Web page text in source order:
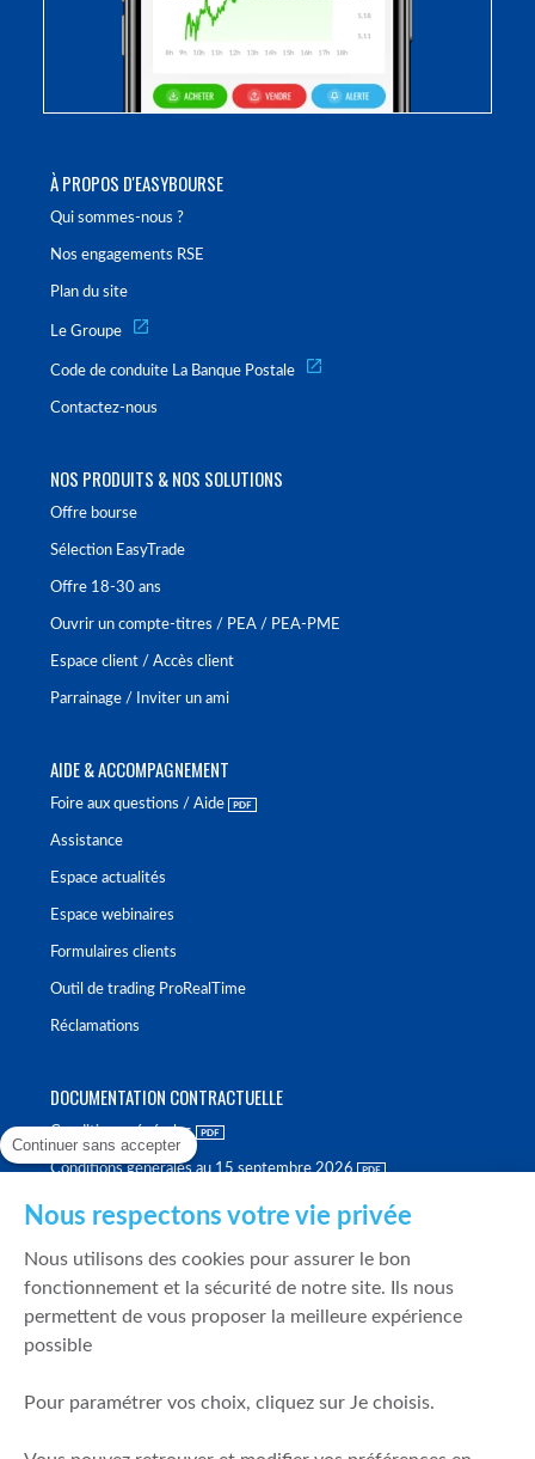
À PROPOS D'EASYBOURSE
Qui sommes-nous ?
Nos engagements RSE
Plan du site
Le Groupe
Code de conduite La Banque Postale
Contactez-nous
NOS PRODUITS & NOS SOLUTIONS
Offre bourse
Sélection EasyTrade
Offre 18-30 ans
Ouvrir un compte-titres / PEA / PEA-PME
Espace client / Accès client
Parrainage / Inviter un ami
AIDE & ACCOMPAGNEMENT
Foire aux questions / Aide
Assistance
Espace actualités
Espace webinaires
Formulaires clients
Outil de trading ProRealTime
Réclamations
DOCUMENTATION CONTRACTUELLE
Conditions générales
Conditions générales au 15 septembre 2026
Politique de meilleure sélection
Politique de durabilité
Fonds de garantie des dépôts et de résolution
Continuer sans accepter
Nous respectons votre vie privée
Nous utilisons des cookies pour assurer le bon
fonctionnement et la sécurité de notre site. Ils nous
permettent de vous proposer la meilleure expérience
possible
Pour paramétrer vos choix, cliquez sur Je choisis.